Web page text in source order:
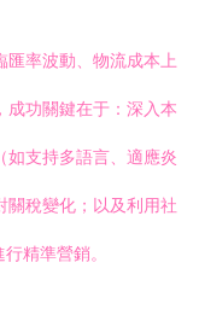
匯率波動、物流成本上
成功關鍵在于：深入本
如支持多語言、適應炎
關稅變化；以及利用社
精準營銷。